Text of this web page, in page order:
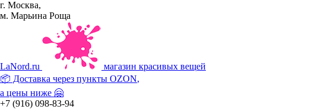
г. Москва,
м. Марьина Роща
LaNord.ru
магазин красивых вещей
📦 Доставка через пункты OZON,
а цены ниже 🤗
+7 (916) 098-83-94